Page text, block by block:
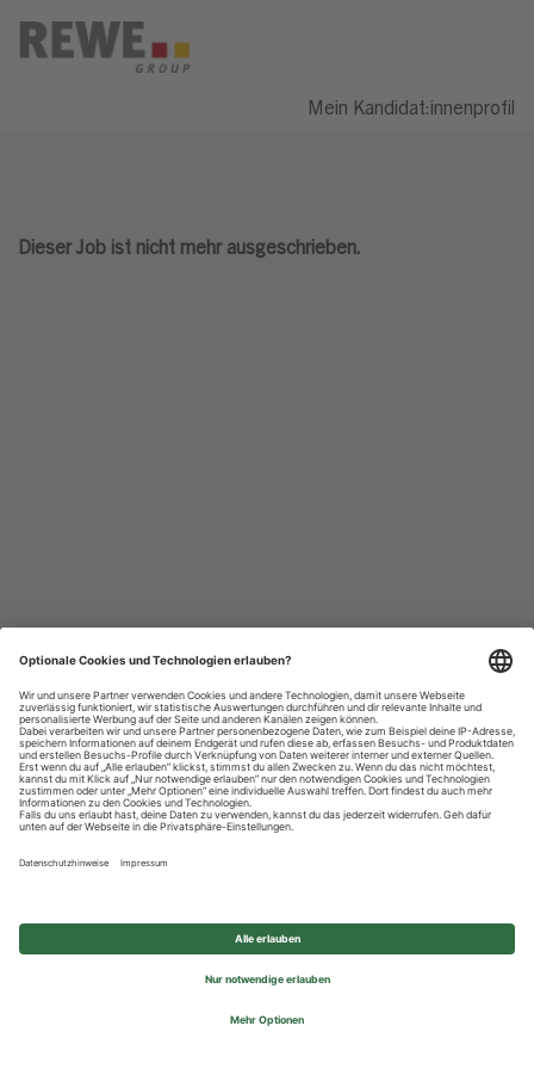
Mein Kandidat:innenprofil
Dieser Job ist nicht mehr ausgeschrieben.
Datenschutzhinweise
Impressum
Privatsphäre-Einstellungen
© 2026 REWE Group - All rights reserved